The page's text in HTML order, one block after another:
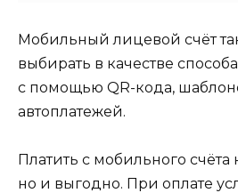
Мобильный лицевой счёт
выбирать в качестве
с помощью QR-кода,
автоплатежей.
Платить с мобильного счёта
но и выгодно. При оплате